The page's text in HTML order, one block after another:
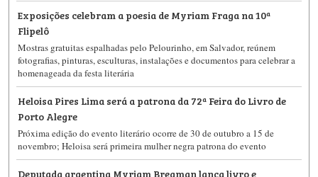
Exposições celebram a poesia de Myriam Fraga na 10ª
Flipelô
Mostras gratuitas espalhadas pelo Pelourinho, em Salvador, reúnem
fotografias, pinturas, esculturas, instalações e documentos para celebrar a
homenageada da festa literária
Heloisa Pires Lima será a patrona da 72ª Feira do Livro de
Porto Alegre
Próxima edição do evento literário ocorre de 30 de outubro a 15 de
novembro; Heloisa será primeira mulher negra patrona do evento
Deputada argentina Myriam Bregman lança livro e